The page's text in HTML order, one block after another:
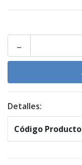
-
Detalles:
Código Producto